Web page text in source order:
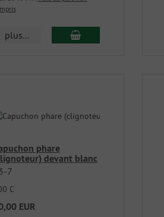
plus...
phare
devant blanc
7
C
EUR